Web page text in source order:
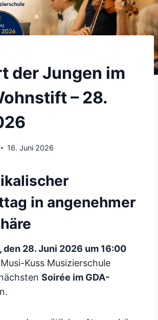
der Jungen im
– 28.
16. Juni 2026
in angenehmer
den 28. Juni 2026 um 16:00
Kuss Musizierschule
Soirée im GDA-